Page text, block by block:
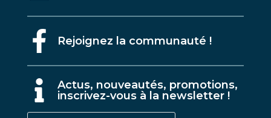
Rejoignez la communauté !
Actus, nouveautés, promotions,
inscrivez-vous à la newsletter !